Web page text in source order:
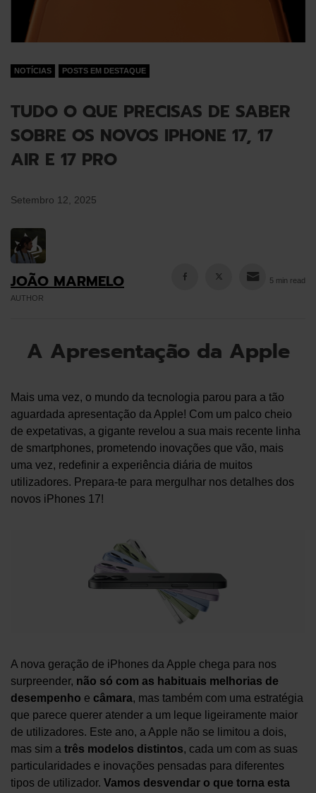
NOTÍCIAS POSTS EM DESTAQUE
TUDO O QUE PRECISAS DE SABER
SOBRE OS NOVOS IPHONE 17, 17
AIR E 17 PRO
Setembro 12, 2025
JOÃO MARMELO
AUTHOR
5 min read
A Apresentação da Apple
Mais uma vez, o mundo da tecnologia parou para a tão
aguardada apresentação da Apple! Com um palco cheio
de expetativas, a gigante revelou a sua mais recente linha
de smartphones, prometendo inovações que vão, mais
uma vez, redefinir a experiência diária de muitos
utilizadores. Prepara-te para mergulhar nos detalhes dos
novos iPhones 17!
A nova geração de iPhones da Apple chega para nos
surpreender, não só com as habituais melhorias de
desempenho e câmara, mas também com uma estratégia
que parece querer atender a um leque ligeiramente maior
de utilizadores. Este ano, a Apple não se limitou a dois,
mas sim a três modelos distintos, cada um com as suas
particularidades e inovações pensadas para diferentes
tipos de utilizador. Vamos desvendar o que torna esta